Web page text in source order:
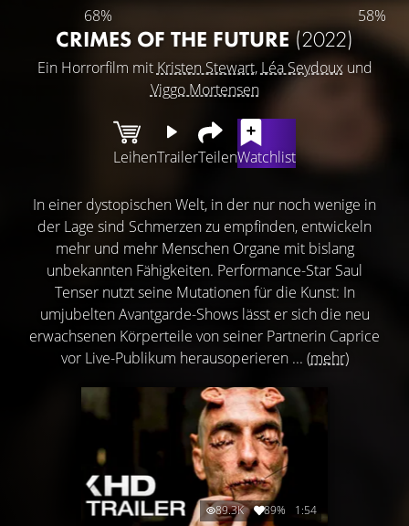
68% 58%
CRIMES OF THE FUTURE(2022)
Ein Horrorfilm mit Kristen Stewart, Léa Seydouxund
Viggo Mortensen
LeihenTrailerTeilenWatchlist
In einer dystopischen Welt, in der nur noch wenige in
der Lage sind Schmerzen zu empfinden, entwickeln
mehr und mehr Menschen Organe mit bislang
unbekannten Fähigkeiten. Performance-Star Saul
Tenser nutzt seine Mutationen für die Kunst: In
umjubelten Avantgarde-Shows lässt er sich die neu
erwachsenen Körperteile von seiner Partnerin Caprice
vor Live-Publikum herausoperieren ... (mehr)
89.3K 89% 1:54